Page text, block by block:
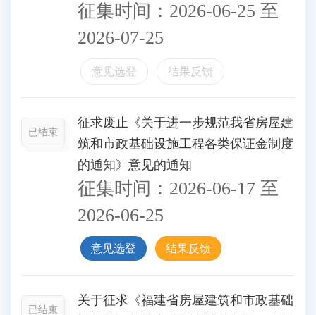
征集时间： 2026-06-25 至
2026-07-25
意见选登 结果反馈
已结束
征求废止《关于进一步规范我省房屋建
筑和市政基础设施工程各类保证金制度
的通知》意见的通知
征集时间： 2026-06-17 至
2026-06-25
意见选登 结果反馈
已结束
关于征求《福建省房屋建筑和市政基础